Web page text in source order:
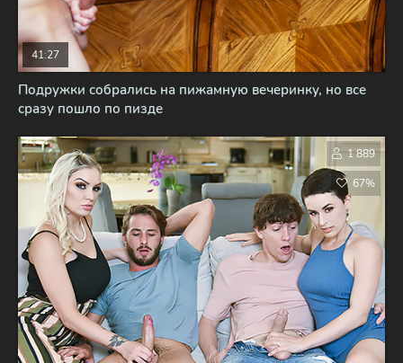
Подружки собрались на пижамную вечеринку, но все
сразу пошло по пизде
41:27
1 889
67%